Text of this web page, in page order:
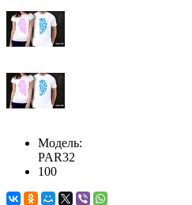
Модель:
PAR32
100